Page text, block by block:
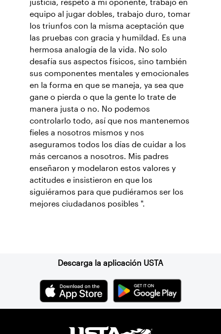
justicia, respeto a mi oponente, trabajo en
equipo al jugar dobles, trabajo duro, tomar
los triunfos con la misma aceptación que
las pruebas con gracia y humildad. Es una
hermosa analogía de la vida. No solo
desafía sus aspectos físicos, sino también
sus componentes mentales y emocionales
en la forma en que se maneja, ya sea que
gane o pierda o que la gente lo trate de
manera justa o no. No podemos
controlarlo todo, así que nos mantenemos
fieles a nosotros mismos y nos
aseguramos todos los días de cuidar a los
más cercanos a nosotros. Mis padres
enseñaron y modelaron estos valores y
actitudes e insistieron en que los
siguiéramos para que pudiéramos ser los
mejores ciudadanos posibles ".
Descarga la aplicación USTA